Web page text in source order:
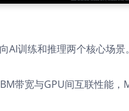
AI训练和推理两个核心场景
带宽与GPU间互联性能